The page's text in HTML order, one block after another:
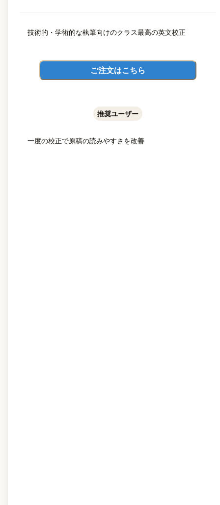
技術的・学術的な執筆向けのクラス最高の英文校正
ご注文はこちら
推奨ユーザー
一度の校正で原稿の読みやすさを改善